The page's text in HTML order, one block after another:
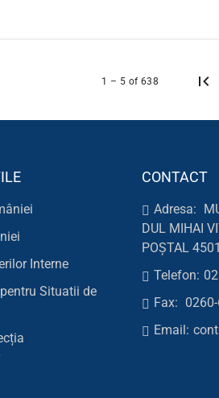
1 – 5 of 638
Interne
Situatii de
CONTACT
Adresa:
DUL MIHAI
POȘTAL
Telefon:
Fax:
Email: